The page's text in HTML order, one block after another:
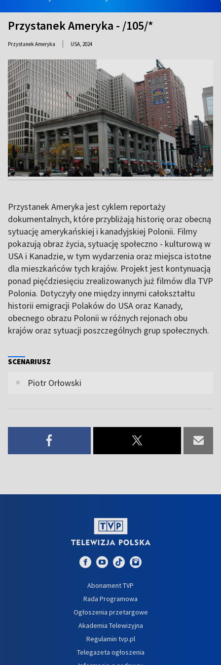
Przystanek Ameryka - /105/*
Przystanek Ameryka | USA, 2024
Przystanek Ameryka jest cyklem reportaży
dokumentalnych, które przybliżają historię oraz obecną
sytuację amerykańskiej i kanadyjskiej Polonii. Filmy
pokazują obraz życia, sytuację społeczno - kulturową w
USA i Kanadzie, w tym wydarzenia oraz miejsca istotne
dla mieszkańców tych krajów. Projekt jest kontynuacją
ponad pięćdziesięciu zrealizowanych już filmów dla TVP
Polonia. Dotyczyły one między innymi całokształtu
historii emigracji Polaków do USA oraz Kanady,
obecnego obrazu Polonii w różnych rejonach obu
krajów oraz sytuacji poszczególnych grup społecznych.
SCENARIUSZ
Piotr Orłowski
Abonament TVP
Rada Programowa
Ogłoszenia przetargowe
Akademia Telewizyjna
Regulamin tvp.pl
Telegazeta ogłoszenia